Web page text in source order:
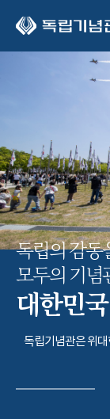
독립의 감동
모두의 기념
대한민
독립기념관은 위